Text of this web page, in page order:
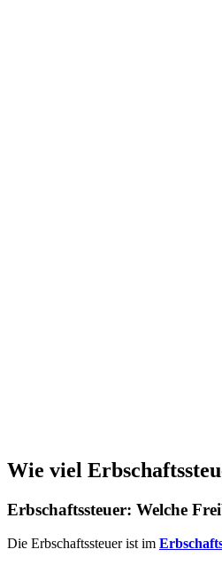
Wie viel
Erbschaftssteuer: Welche
Die Erbschaftssteuer ist im